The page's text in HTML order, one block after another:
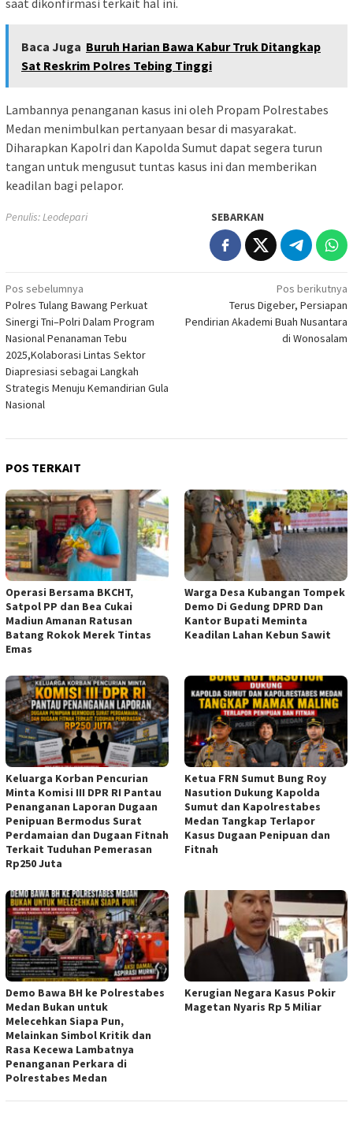
saat dikonfirmasi terkait hal ini.
Baca Juga Buruh Harian Bawa Kabur Truk Ditangkap
Sat Reskrim Polres Tebing Tinggi
Lambannya penanganan kasus ini oleh Propam Polrestabes
Medan menimbulkan pertanyaan besar di masyarakat.
Diharapkan Kapolri dan Kapolda Sumut dapat segera turun
tangan untuk mengusut tuntas kasus ini dan memberikan
keadilan bagi pelapor.
Penulis: Leodepari SEBARKAN
Navigasi
pos
Pos sebelumnya
Polres Tulang Bawang Perkuat
Sinergi Tni–Polri Dalam Program
Nasional Penanaman Tebu
2025,Kolaborasi Lintas Sektor
Diapresiasi sebagai Langkah
Strategis Menuju Kemandirian Gula
Nasional
Pos berikutnya
Terus Digeber, Persiapan
Pendirian Akademi Buah Nusantara
di Wonosalam
POS TERKAIT
Operasi Bersama BKCHT,
Satpol PP dan Bea Cukai
Madiun Amanan Ratusan
Batang Rokok Merek Tintas
Emas
Warga Desa Kubangan Tompek
Demo Di Gedung DPRD Dan
Kantor Bupati Meminta
Keadilan Lahan Kebun Sawit
Keluarga Korban Pencurian
Minta Komisi III DPR RI Pantau
Penanganan Laporan Dugaan
Penipuan Bermodus Surat
Perdamaian dan Dugaan Fitnah
Terkait Tuduhan Pemerasan
Rp250 Juta
Ketua FRN Sumut Bung Roy
Nasution Dukung Kapolda
Sumut dan Kapolrestabes
Medan Tangkap Terlapor
Kasus Dugaan Penipuan dan
Fitnah
Demo Bawa BH ke Polrestabes
Medan Bukan untuk
Melecehkan Siapa Pun,
Melainkan Simbol Kritik dan
Rasa Kecewa Lambatnya
Penanganan Perkara di
Polrestabes Medan
Kerugian Negara Kasus Pokir
Magetan Nyaris Rp 5 Miliar